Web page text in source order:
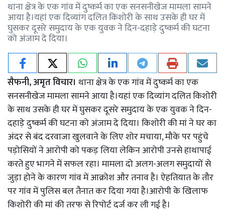
थाना क्षेत्र के एक गांव में दुष्कर्म का एक सनसनीखेज मामला सामने
आया है।यहां एक दिव्यांग दलित किशोरी के साथ उसके ही घर में
घुसकर दूसरे समुदाय के एक युवक ने दिन-दहाड़े दुष्कर्म की घटना
को अंजाम दे दिया।
​सैफनी, अमृत विचार। थाना क्षेत्र के एक गांव में दुष्कर्म का एक
सनसनीखेज मामला सामने आया है।यहां एक दिव्यांग दलित किशोरी
के साथ उसके ही घर में घुसकर दूसरे समुदाय के एक युवक ने दिन-
दहाड़े दुष्कर्म की घटना को अंजाम दे दिया। किशोरी की मां ने घर का
अंदर से बंद दरवाजा खुलवाने के लिए शोर मचाया, मौके पर पहुंचे
पड़ोसियों ने आरोपी को पकड़ लिया लेकिन आरोपी उनसे हाथापाई
करते हुए भागने में सफल रहा। मामला दो अलग-अलग समुदायों से
जुड़ा होने के कारण गांव में आक्रोश और तनाव है। ऐहतियात के तौर
पर गांव में पुलिस बल तैनात कर दिया गया है।आरोपी के खिलाफ
किशोरी की मां की तरफ से रिपोर्ट दर्ज कर ली गई है।